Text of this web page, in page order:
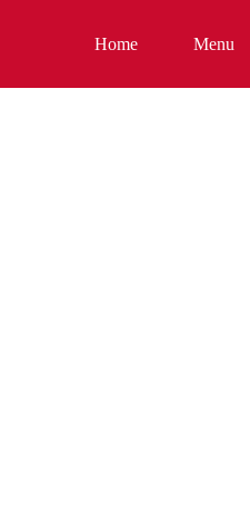
Home Menu